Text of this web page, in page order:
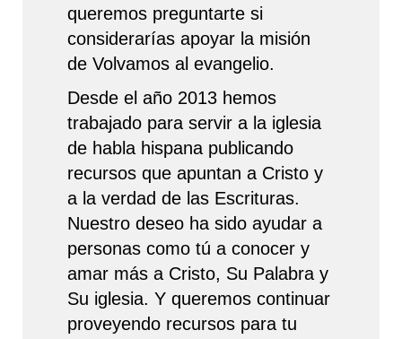
queremos preguntarte si
considerarías apoyar la misión
de Volvamos al evangelio.
Desde el año 2013 hemos
trabajado para servir a la iglesia
de habla hispana publicando
recursos que apuntan a Cristo y
a la verdad de las Escrituras.
Nuestro deseo ha sido ayudar a
personas como tú a conocer y
amar más a Cristo, Su Palabra y
Su iglesia. Y queremos continuar
proveyendo recursos para tu